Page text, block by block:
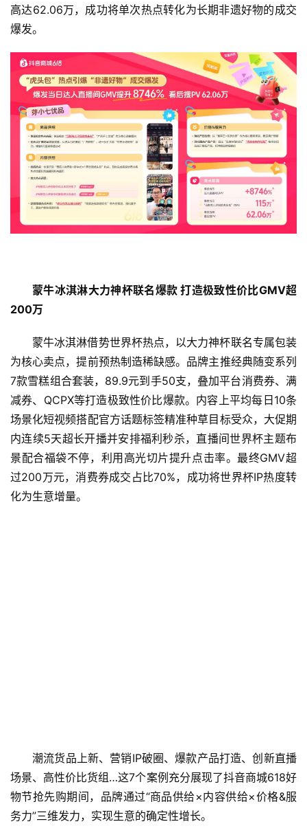
高达62.06万，成功将单次热点转化为长期非遗好物的成交
爆发。
蒙牛冰淇淋大力神杯联名爆款 打造极致性价比GMV超
200万
蒙牛冰淇淋借势世界杯热点，以大力神杯联名专属包装
为核心卖点，提前预热制造稀缺感。品牌主推经典随变系列
7款雪糕组合套装，89.9元到手50支，叠加平台消费券、满
减券、QCPX等打造极致性价比爆款。内容上平均每日10条
场景化短视频搭配官方话题标签精准种草目标受众，大促期
内连续5天超长开播并安排福利秒杀，直播间世界杯主题布
景配合福袋不停，利用高光切片提升点击率。最终GMV超
过200万元，消费券成交占比70%，成功将世界杯IP热度转
化为生意增量。
潮流货品上新、营销IP破圈、爆款产品打造、创新直播
场景、高性价比货组…这7个案例充分展现了抖音商城618好
物节抢先购期间，品牌通过“商品供给×内容供给×价格&服
务力”三维发力，实现生意的确定性增长。